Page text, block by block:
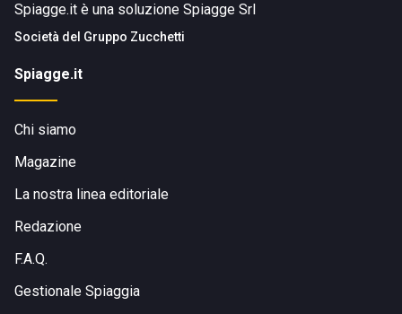
Spiagge.it è una soluzione Spiagge Srl
Società del Gruppo Zucchetti
Spiagge.it
Chi siamo
Magazine
La nostra linea editoriale
Redazione
F.A.Q.
Gestionale Spiaggia